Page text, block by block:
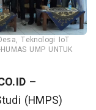
Teknologi IoT
UMP UNTUK
–
(HMPS)